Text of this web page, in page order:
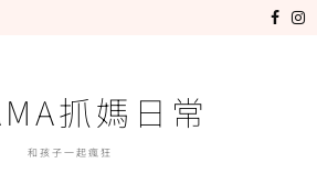
抓媽日常
和孩子一起瘋狂